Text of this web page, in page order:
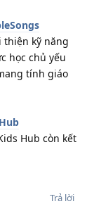
thiện kỹ năng
học chủ yếu
tính giáo
Hub còn kết
Trả lời